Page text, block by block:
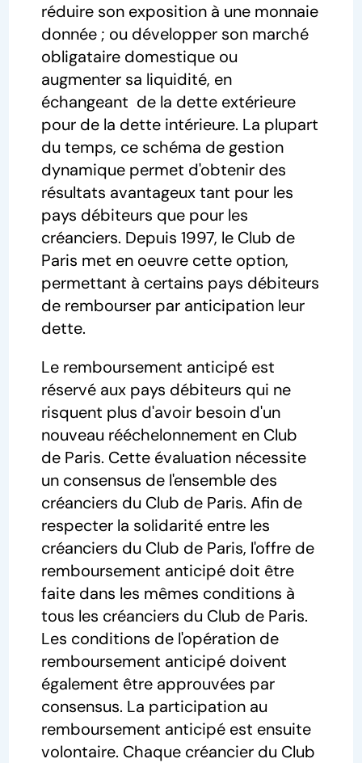
réduire son exposition à une monnaie
donnée ; ou développer son marché
obligataire domestique ou
augmenter sa liquidité, en
échangeant de la dette extérieure
pour de la dette intérieure. La plupart
du temps, ce schéma de gestion
dynamique permet d'obtenir des
résultats avantageux tant pour les
pays débiteurs que pour les
créanciers. Depuis 1997, le Club de
Paris met en oeuvre cette option,
permettant à certains pays débiteurs
de rembourser par anticipation leur
dette.
Le remboursement anticipé est
réservé aux pays débiteurs qui ne
risquent plus d'avoir besoin d'un
nouveau rééchelonnement en Club
de Paris. Cette évaluation nécessite
un consensus de l'ensemble des
créanciers du Club de Paris. Afin de
respecter la solidarité entre les
créanciers du Club de Paris, l'offre de
remboursement anticipé doit être
faite dans les mêmes conditions à
tous les créanciers du Club de Paris.
Les conditions de l'opération de
remboursement anticipé doivent
également être approuvées par
consensus. La participation au
remboursement anticipé est ensuite
volontaire. Chaque créancier du Club